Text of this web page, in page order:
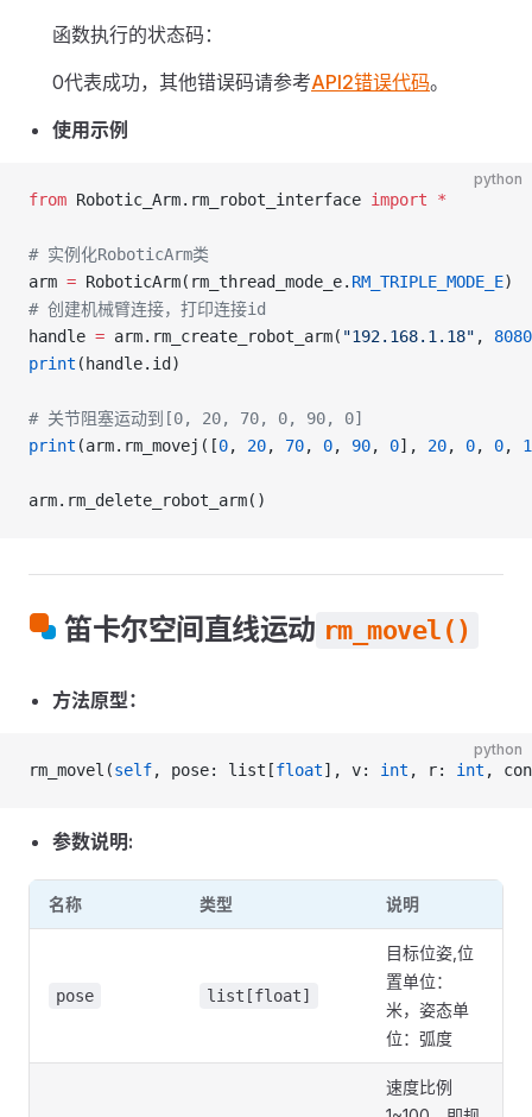
函数执行的状态码：
0代表成功，其他错误码请参考API2错误代码。
使用示例
python
from Robotic_Arm.rm_robot_interface import *
# 实例化RoboticArm类
arm = RoboticArm(rm_thread_mode_e. RM_TRIPLE_MODE_E)
# 创建机械臂连接，打印连接id
handle = arm.rm_create_robot_arm( "192.168.1.18" , 8080
print (handle.id)
# 关节阻塞运动到[0, 20, 70, 0, 90, 0]
print (arm.rm_movej([0, 20, 70, 0, 90, 0], 20, 0, 0, 1
arm.rm_delete_robot_arm()
笛卡尔空间直线运动 rm_movel()
方法原型：
python
rm_movel(self, pose: list[float], v: int , r: int ,
参数说明:
名称 类型 说明
pose list[float]
目标位姿,位
置单位：
米，姿态单
位：弧度
速度比例